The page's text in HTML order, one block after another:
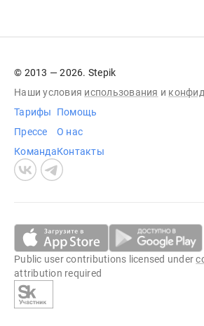
© 2013 — 2026. Stepik
Наши условия использования и
Тарифы
Прессе
Команда
Помощь
О нас
Контакты
Public user contributions licensed under
attribution required